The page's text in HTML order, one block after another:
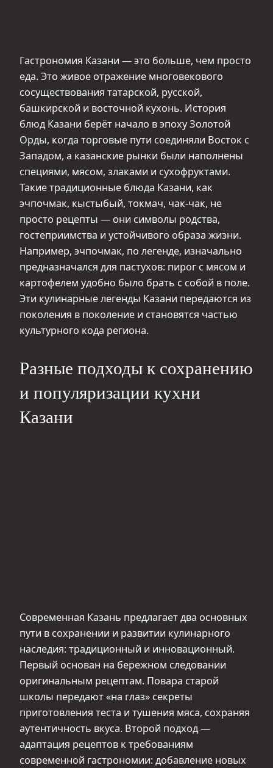
Гастрономия Казани — это больше, чем просто
еда. Это живое отражение многовекового
сосуществования татарской, русской,
башкирской и восточной кухонь. История
блюд Казани берёт начало в эпоху Золотой
Орды, когда торговые пути соединяли Восток с
Западом, а казанские рынки были наполнены
специями, мясом, злаками и сухофруктами.
Такие традиционные блюда Казани, как
эчпочмак, кыстыбый, токмач, чак-чак, не
просто рецепты — они символы родства,
гостеприимства и устойчивого образа жизни.
Например, эчпочмак, по легенде, изначально
предназначался для пастухов: пирог с мясом и
картофелем удобно было брать с собой в поле.
Эти кулинарные легенды Казани передаются из
поколения в поколение и становятся частью
культурного кода региона.
Разные подходы к сохранению
и популяризации кухни
Казани
Современная Казань предлагает два основных
пути в сохранении и развитии кулинарного
наследия: традиционный и инновационный.
Первый основан на бережном следовании
оригинальным рецептам. Повара старой
школы передают «на глаз» секреты
приготовления теста и тушения мяса, сохраняя
аутентичность вкуса. Второй подход —
адаптация рецептов к требованиям
современной гастрономии: добавление новых